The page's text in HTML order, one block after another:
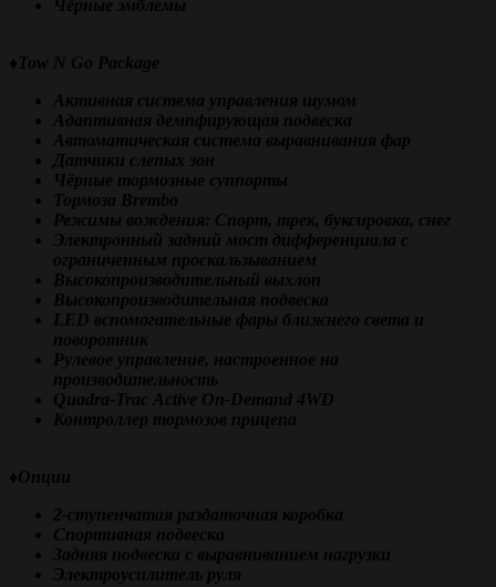
Чёрные эмблемы
♦️Tow N Go Package
Активная система управления шумом
Адаптивная демпфирующая подвеска
Автоматическая система выравнивания фар
Датчики слепых зон
Чёрные тормозные суппорты
Тормоза Brembo
Режимы вождения: Спорт, трек, буксировка, снег
Электронный задний мост дифференциала с
ограниченным проскальзыванием
Высокопроизводительный выхлоп
Высокопроизводительная подвеска
LED вспомогательные фары ближнего света и
поворотник
Рулевое управление, настроенное на
производительность
Quadra-Trac Active On-Demand 4WD
Контроллер тормозов прицепа
♦️Опции
2-ступенчатая раздаточная коробка
Спортивная подвеска
Задняя подвеска с выравниванием нагрузки
Электроусилитель руля